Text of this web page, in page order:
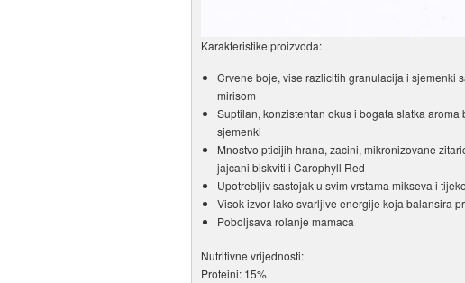
Karakteristike proizvoda:
Crvene boje, vise razlicitih granulacija i sjemenki
mirisom
Suptilan, konzistentan okus i bogata slatka aroma
sjemenki
Mnostvo pticijih hrana, zacini, mikronizovane
jajcani biskviti i Carophyll Red
Upotrebljiv sastojak u svim vrstama mikseva i
Visok izvor lako svarljive energije koja balansira
Poboljsava rolanje mamaca
Nutritivne vrijednosti:
Proteini: 15%